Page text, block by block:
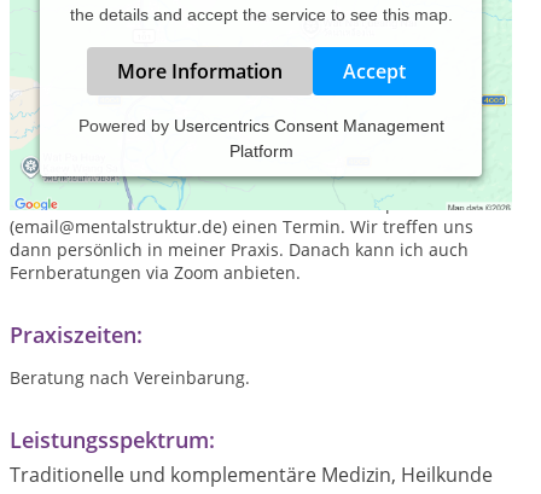
the details and accept the service to see this map.
More Information Accept
Powered by Usercentrics Consent Management
Platform
Sie können sich in meiner Praxis psychologisch beraten
lassen, wenn Sie emotionale oder zwischenmenschliche
Probleme haben. Bitte vereinbaren Sie hierzu per Email
(email@mentalstruktur.de) einen Termin. Wir treffen uns
dann persönlich in meiner Praxis. Danach kann ich auch
Fernberatungen via Zoom anbieten.
Praxiszeiten:
Beratung nach Vereinbarung.
Leistungsspektrum:
Traditionelle und komplementäre Medizin, Heilkunde